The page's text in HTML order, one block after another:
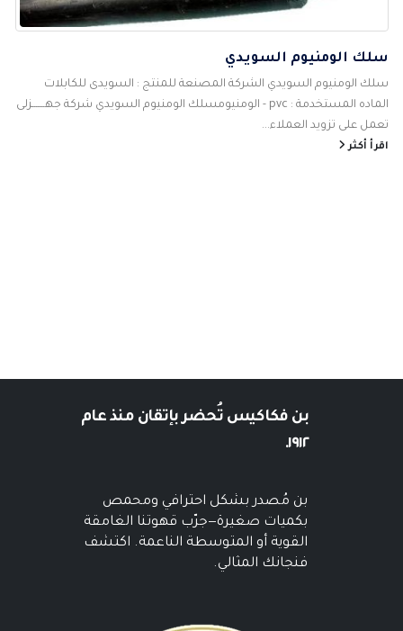
سلك الومنيوم السويدي
سلك الومنيوم السويدي الشركة المصنعة للمنتج : السويدى للكابلات
الماده المستخدمة : pvc - الومنيومسلك الومنيوم السويدي شركة جهـــــــزلى
تعمل على تزويد العملاء...
اقرأ أكثر
بن فكاكيستُحضر بإتقان منذ عام
١٩١٢.
بن مُصدر بشكل احترافي ومحمص
بكميات صغيرة—جرّب قهوتنا الغامقة
القوية أو المتوسطة الناعمة. اكتشف
فنجانك المثالي.